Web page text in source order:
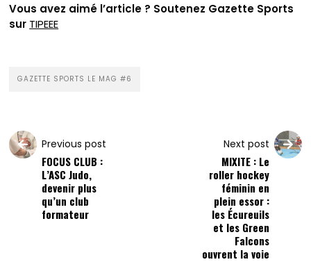
Vous avez aimé l’article ? Soutenez Gazette Sports
sur TIPEEE
GAZETTE SPORTS LE MAG #6
Previous post
FOCUS CLUB :
L’ASC Judo,
devenir plus
qu’un club
formateur
Next post
MIXITE : Le
roller hockey
féminin en
plein essor :
les Écureuils
et les Green
Falcons
ouvrent la voie